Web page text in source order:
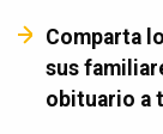
Comparta los detalles del servicio funerario a
sus
obituario a